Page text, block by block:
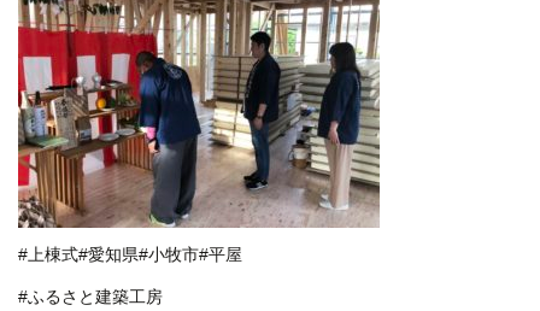
#上棟式#愛知県#小牧市#平屋
#ふるさと建築工房